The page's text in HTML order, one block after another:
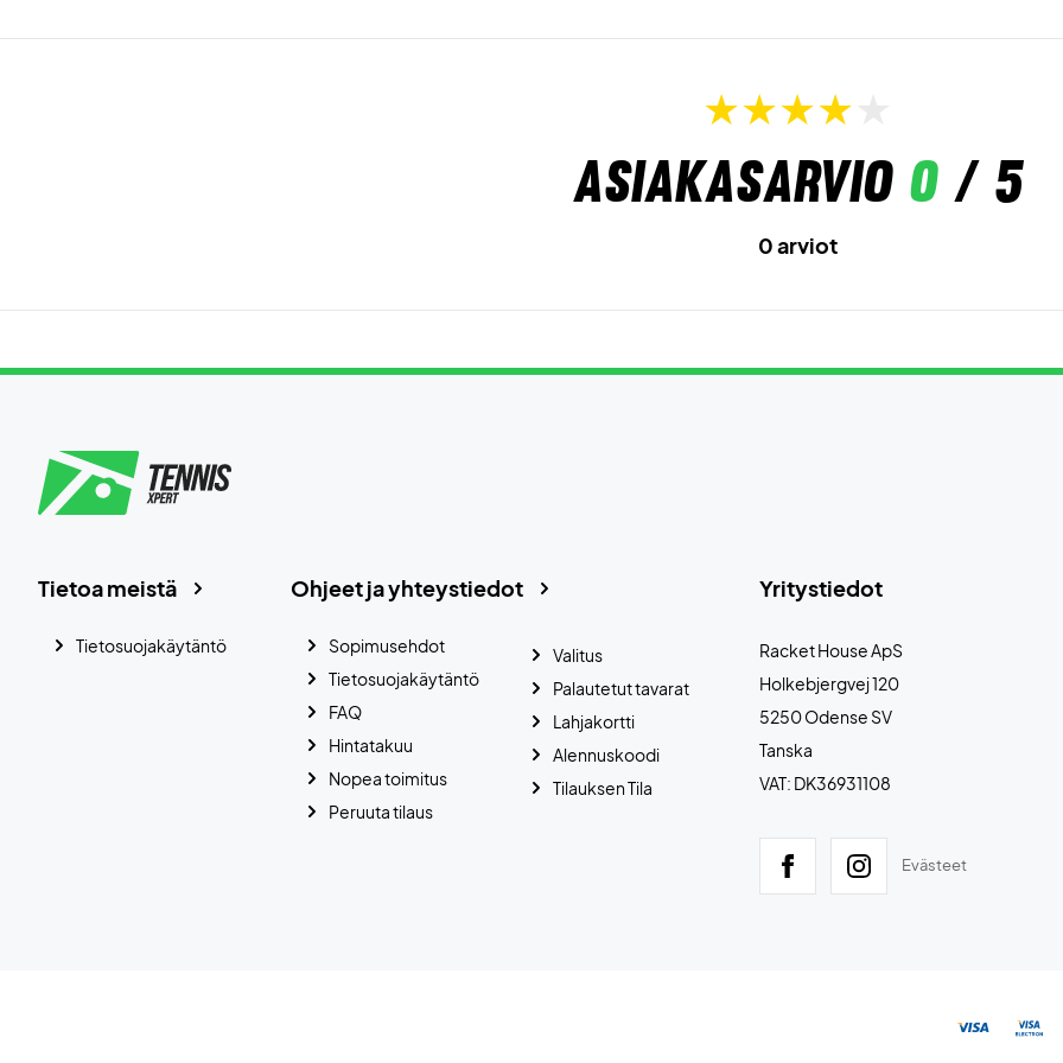
Asiakasarvio 0/ 5
0 arviot
Yritystiedot
Racket House ApS
Holkebjergvej 120
5250 Odense SV
Tanska
VAT: DK36931108
Evästeet
Ohjeet ja yhteystiedot
Sopimusehdot
Tietosuojakäytäntö
FAQ
Hintatakuu
Nopea toimitus
Peruuta tilaus
Valitus
Palautetut tavarat
Lahjakortti
Alennuskoodi
Tilauksen Tila
Tietoa meistä
Tietosuojakäytäntö